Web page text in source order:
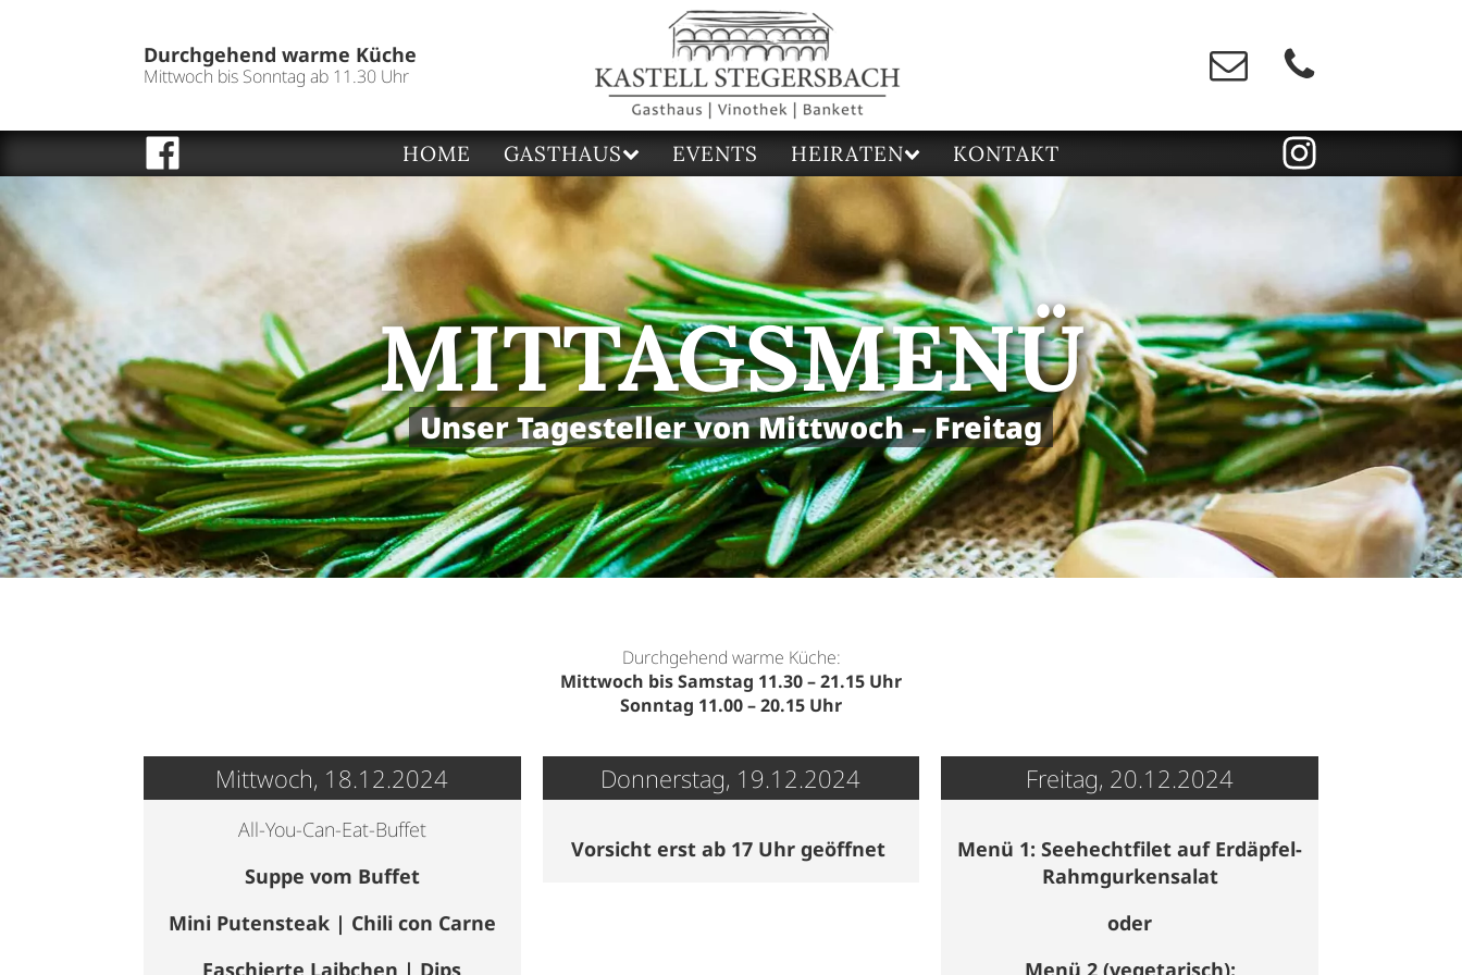
Durchgehend warme Küche
Mittwoch bis Sonntag ab 11.30 Uhr
HOME GASTHAUS EVENTS HEIRATEN KONTAKT
MITTAGSMENÜ
Unser Tagesteller von Mittwoch – Freitag
Durchgehend warme Küche:
Mittwoch bis Samstag 11.30 – 21.15 Uhr
Sonntag 11.00 – 20.15 Uhr
Mittwoch, 18.12.2024
All-You-Can-Eat-Buffet
Suppe vom Buffet
Mini Putensteak | Chili con Carne
Faschierte Laibchen | Dips
Donnerstag, 19.12.2024
Vorsicht erst ab 17 Uhr geöffnet
Freitag, 20.12.2024
Menü 1: Seehechtfilet auf Erdäpfel-
Rahmgurkensalat
oder
Menü 2 (vegetarisch):